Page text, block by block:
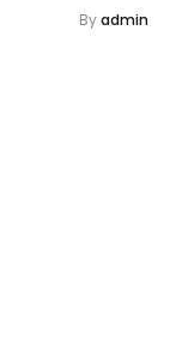
Byadmin